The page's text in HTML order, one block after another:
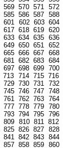
569 570 571 572
585 586 587 588
601 602 603 604
617 618 619 620
633 634 635 636
649 650 651 652
665 666 667 668
681 682 683 684
697 698 699 700
713 714 715 716
729 730 731 732
745 746 747 748
761 762 763 764
777 778 779 780
793 794 795 796
809 810 811 812
825 826 827 828
841 842 843 844
857 858 859 860